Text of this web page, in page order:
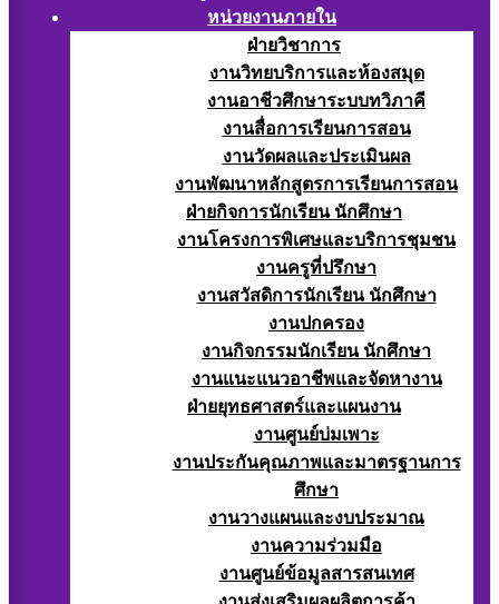
หน่วยงานภายใน
ฝ่ายวิชาการ
งานวิทยบริการและห้องสมุด
งานอาชีวศึกษาระบบทวิภาคี
งานสื่อการเรียนการสอน
งานวัดผลและประเมินผล
งานพัฒนาหลักสูตรการเรียนการสอน
ฝ่ายกิจการนักเรียน นักศึกษา
งานโครงการพิเศษและบริการชุมชน
งานครูที่ปรึกษา
งานสวัสดิการนักเรียน นักศึกษา
งานปกครอง
งานกิจกรรมนักเรียน นักศึกษา
งานแนะแนวอาชีพและจัดหางาน
ฝ่ายยุทธศาสตร์และแผนงาน
งานศูนย์บ่มเพาะ
งานประกันคุณภาพและมาตรฐานการ
ศึกษา
งานวางแผนและงบประมาณ
งานความร่วมมือ
งานศูนย์ข้อมูลสารสนเทศ